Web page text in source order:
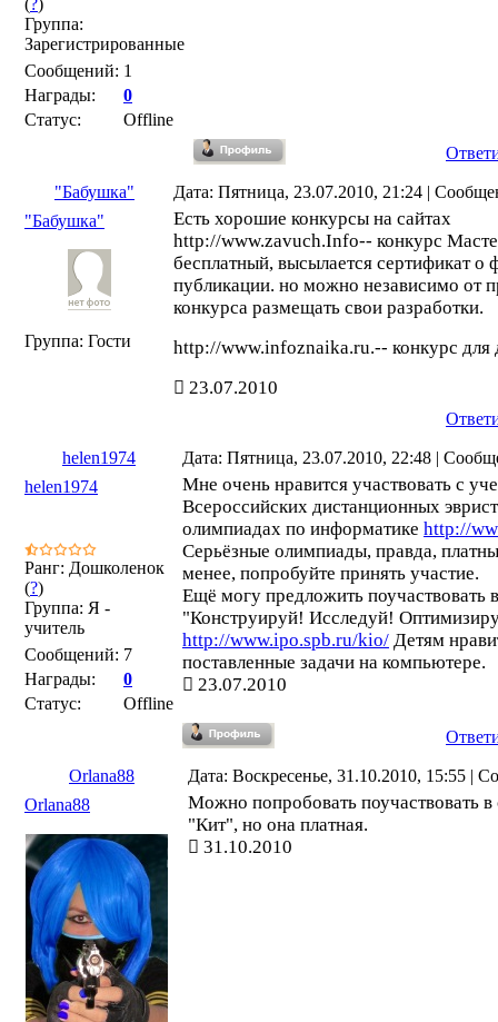
(?)
Группа:
Зарегистрированные
Сообщений: 1
Награды:
0
Статус:
Offline
"Бабушка"
Дата: Пятница, 23.07.2010, 21:24 |
"Бабушка"
Группа: Гости
Есть хорошие конкурсы на сайтах
http://www.zavuch.Info-- конкурс
бесплатный, высылается сертификат о
публикации. но можно независимо от
конкурса размещать свои разработки.
http://www.infoznaika.ru.-- конкурс для
23.07.2010
helen1974
Дата: Пятница, 23.07.2010, 22:48 |
helen1974
Ранг: Дошколенок
(?)
Группа: Я -
учитель
Сообщений: 7
Награды:
0
Статус:
Offline
Мне очень нравится участвовать с
Всероссийских дистанционных
олимпиадах по информатике http://
Серьёзные олимпиады, правда,
менее, попробуйте принять участие.
Ещё могу предложить поучаствовать
"Конструируй! Исследуй!
http://www.ipo.spb.ru/kio/ Детям
поставленные задачи на компьютере.
23.07.2010
Orlana88
Дата: Воскресенье, 31.10.2010, 15:55 |
Orlana88
Можно попробовать поучаствовать
"Кит", но она платная.
31.10.2010